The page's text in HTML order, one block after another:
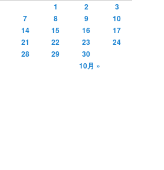
1
2
3
7 8 9
10
14 15 16
17
21 22 23
24
28 29
30
10月 »